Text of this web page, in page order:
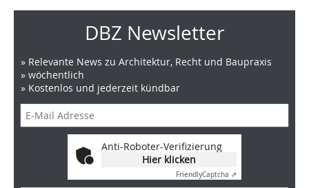
DBZ Newsletter
» Relevante News zu Architektur, Recht und Baupraxis
» wöchentlich
» Kostenlos und jederzeit kündbar
Anti-Roboter-Verifizierung
Hier klicken
FriendlyCaptcha ⇗